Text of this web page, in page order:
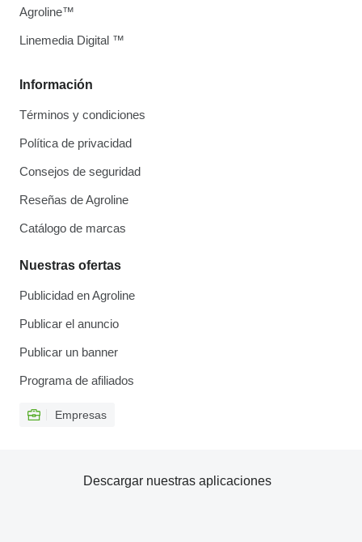
Información
Términos y condiciones
Política de privacidad
Consejos de seguridad
Reseñas de Agroline
Catálogo de marcas
Nuestras ofertas
Publicidad en Agroline
Publicar el anuncio
Publicar un banner
Programa de afiliados
Empresas
Agroline™
Linemedia Digital ™
Descargar nuestras aplicaciones